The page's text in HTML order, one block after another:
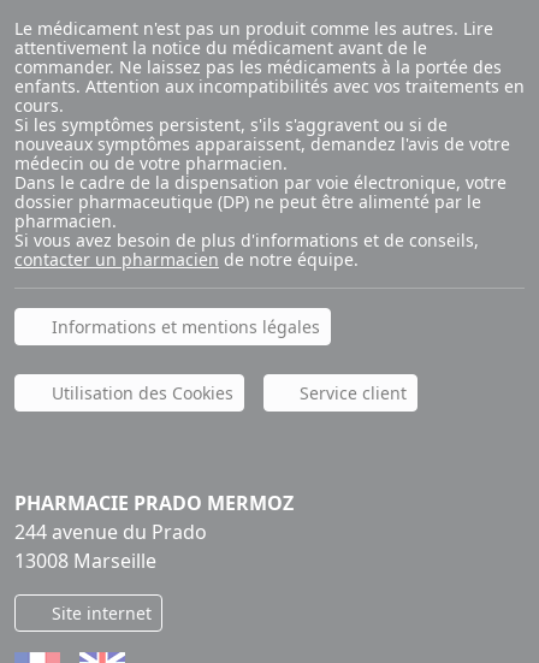
Le médicament n'est pas un produit comme les autres. Lire
attentivement la notice du médicament avant de le
commander. Ne laissez pas les médicaments à la portée des
enfants. Attention aux incompatibilités avec vos traitements en
cours.
Si les symptômes persistent, s'ils s'aggravent ou si de
nouveaux symptômes apparaissent, demandez l'avis de votre
médecin ou de votre pharmacien.
Dans le cadre de la dispensation par voie électronique, votre
dossier pharmaceutique (DP) ne peut être alimenté par le
pharmacien.
Si vous avez besoin de plus d'informations et de conseils,
contacter un pharmacien de notre équipe.
Informations et mentions légales
Utilisation des Cookies Service client
PHARMACIE PRADO MERMOZ
244 avenue du Prado
13008 Marseille
Site internet